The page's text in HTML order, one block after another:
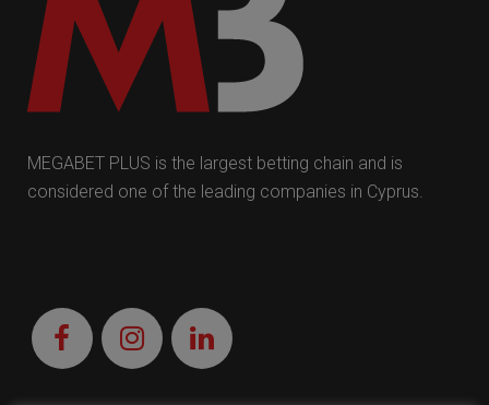
MEGABET PLUS is the largest betting chain and is
considered one of the leading companies in Cyprus.